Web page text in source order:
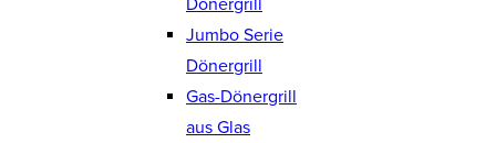
Dönergrill
Jumbo Serie
Dönergrill
Gas-Dönergrill
aus Glas